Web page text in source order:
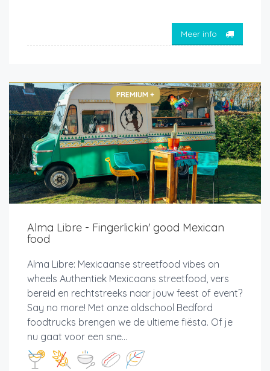
Meer info
PREMIUM +
Alma Libre - Fingerlickin' good Mexican
food
Alma Libre: Mexicaanse streetfood vibes on
wheels Authentiek Mexicaans streetfood, vers
bereid en rechtstreeks naar jouw feest of event?
Say no more! Met onze oldschool Bedford
foodtrucks brengen we de ultieme fiësta. Of je
nu gaat voor een sne...